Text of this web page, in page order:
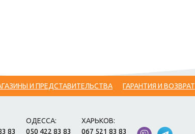
И ПРЕДСТАВИТЕЛЬСТВА ГАРАНТИЯ И ВОЗВРАТ
83
ОДЕССА:
050 422 83 83
ХАРЬКОВ:
067 521 83 83